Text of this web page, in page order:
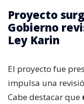
Proyecto
Gobierno
Ley Karin
El proyecto fue
impulsa una
Cabe destacar que